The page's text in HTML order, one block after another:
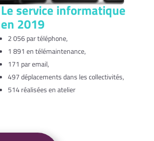
Le service informatique
en 2019
2 056 par téléphone,
1 891 en télémaintenance,
171 par email,
497 déplacements dans les collectivités,
514 réalisées en atelier